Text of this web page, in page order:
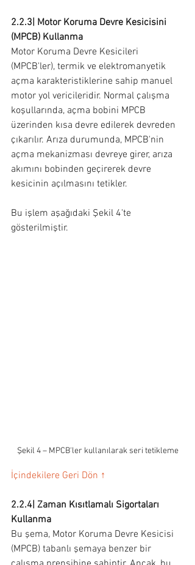
2.2.3| Motor Koruma Devre Kesicisini
(MPCB) Kullanma
Motor Koruma Devre Kesicileri
(MPCB'ler), termik ve elektromanyetik
açma karakteristiklerine sahip manuel
motor yol vericileridir. Normal çalışma
koşullarında, açma bobini MPCB
üzerinden kısa devre edilerek devreden
çıkarılır. Arıza durumunda, MPCB'nin
açma mekanizması devreye girer, arıza
akımını bobinden geçirerek devre
kesicinin açılmasını tetikler.
Bu işlem aşağıdaki Şekil 4'te
gösterilmiştir.
Şekil 4 – MPCB'ler kullanılarak seri tetikleme
İçindekilere Geri Dön ↑
2.2.4| Zaman Kısıtlamalı Sigortaları
Kullanma
Bu şema, Motor Koruma Devre Kesicisi
(MPCB) tabanlı şemaya benzer bir